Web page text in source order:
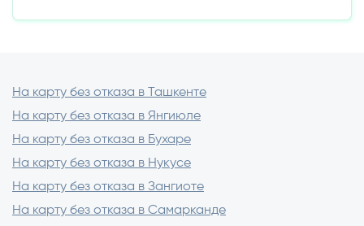
Без комиссии через:
Платежные терминалы.
На карту без отказа в Ташкенте
На карту без отказа в Янгиюле
На карту без отказа в Бухаре
На карту без отказа в Нукусе
На карту без отказа в Зангиоте
На карту без отказа в Самарканде